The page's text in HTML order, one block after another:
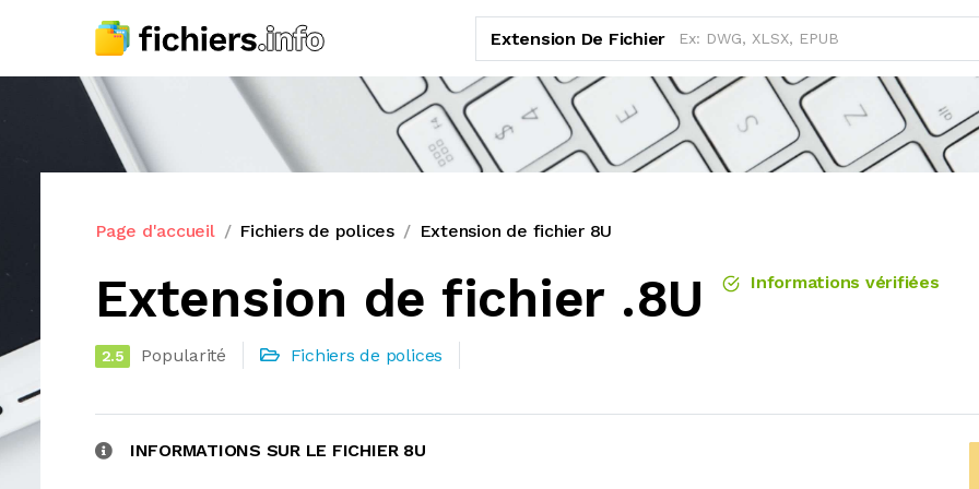
Extension De Fichier
Page d'accueil Fichiers de polices Extension de fichier 8U
Extension de fichier .8U Informations vérifiées
2.5 Popularité Fichiers de polices
INFORMATIONS SUR LE FICHIER 8U